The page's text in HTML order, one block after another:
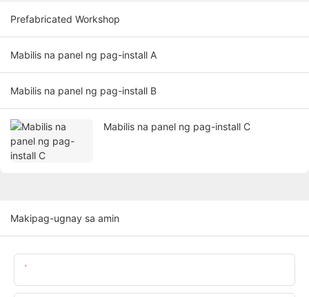
Prefabricated Workshop
Mabilis na panel ng pag-install A
Mabilis na panel ng pag-install B
Mabilis na panel ng pag-install C
Makipag-ugnay sa amin